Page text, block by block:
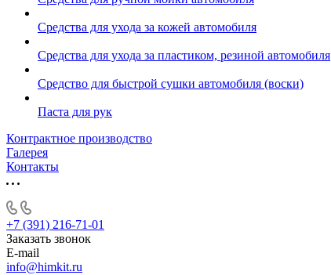
Средства для ухода за кожей автомобиля
Средства для ухода за пластиком, резиной автомобиля
Средство для быстрой сушки автомобиля (воски)
Паста для рук
Контрактное производство
Галерея
Контакты
+7 (391) 216-71-01
Заказать звонок
E-mail
info@himkit.ru